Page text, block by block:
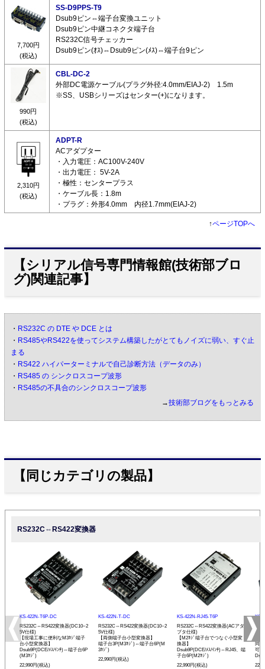
7,700円
(税込)
SS-D9PPS-T9
Dsub9ピン⇔端子台変換ユニット
Dsub9ピン中継コネクタ端子台
RS232C信号チェッカー
Dsub9ピン(ｵｽ)⇔Dsub9ピン(ﾒｽ)⇔端子台9ピン
990円
(税込)
CBL-DC-2
外部DC電源ケーブル(プラグ外径:4.0mm/EIAJ-2) 1.5m
※SS、USBシリーズはセンター(+)になります。
2,310円
(税込)
ADPT-R
ACアダプター
・入力電圧：AC100V-240V
・出力電圧： 5V-2A
・極性：センタープラス
・ケーブル長：1.8m
・プラグ：外形4.0mm 内径1.7mm(EIAJ-2)
↑ページTOPへ
【シリアル信号専門情報館(技術部ブロ
グ)関連記事】
・ RS232C の DTE や DCE とは
・ RS485やRS422を使ってシステム構築したがとてもノイズに弱い、すぐ止
まる
・ RS422 ハイパーターミナルで自己診断方法（データのみ）
・ RS485 の シンクロスコープ波形
・ RS485の不具合のシンクロスコープ波形
→技術部ブログをもっとみる
【同じカテゴリの製品】
RS232C⇔RS422変換器
KS-422N-T6P-DC
RS232C⇔RS422変換器(DC10~2
5V仕様)
【現場工事に便利なM3ﾈｼﾞ端子
台小型変換器】
Dsub9P(DCE/ﾒｽ/ｲﾝﾁ)⇔端子台6P
(M3ﾈｼﾞ)
22,990円(税込)
KS-422N-T-DC
RS232C⇔RS422変換器(DC10~2
5V仕様)
【両側端子台小型変換器】
端子台3P(M3ﾈｼﾞ)⇔端子台6P(M
3ﾈｼﾞ)
22,990円(税込)
KS-422N-RJ45-T6P
RS232C⇔RS422変換器(ACアダ
プタ仕様)
【M2ﾈｼﾞ端子台でつなぐ小型変
換器】
Dsub9P(DCE/ﾒｽ/ｲﾝﾁ)⇔RJ45、端
子台6P(M2ﾈｼﾞ)
22,990円(税込)
KS-
プ
同
可